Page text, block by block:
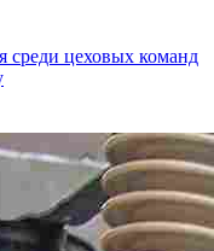
среди цеховых команд